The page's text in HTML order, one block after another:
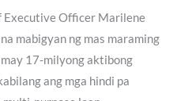
Executive Officer Marilene
mabigyan ng mas maraming
17-milyong aktibong
ang mga hindi pa